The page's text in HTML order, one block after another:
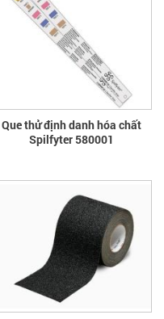
Que thử định danh hóa chất
Spilfyter 580001